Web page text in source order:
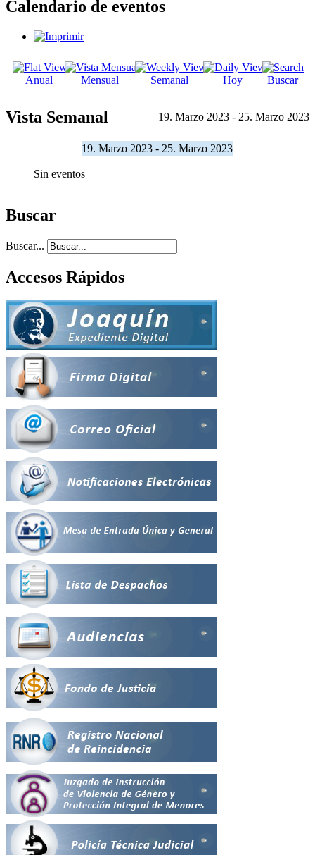
Calendario de eventos
Anual Mensual Semanal Hoy Buscar
Vista Semanal 19. Marzo 2023 - 25. Marzo 2023
19. Marzo 2023 - 25. Marzo 2023
Sin eventos
Buscar
Buscar...
Accesos Rápidos